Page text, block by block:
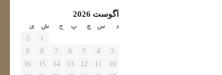
آگوست 2026
د س چ پ ج ش ی
1
2
3
4
5
6
7
8
9
10
11
12
13
14
15
16